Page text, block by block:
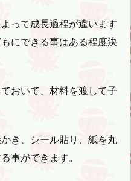
って成長過程が違います
にできる事はある程度決
おいて、材料を渡して子
き、シール貼り、紙を丸
事ができます。